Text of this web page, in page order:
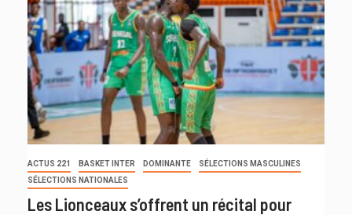
ACTUS 221 BASKET INTER DOMINANTE
SÉLECTIONS MASCULINES
SÉLECTIONS NATIONALES
Les Lionceaux s’offrent un récital pour